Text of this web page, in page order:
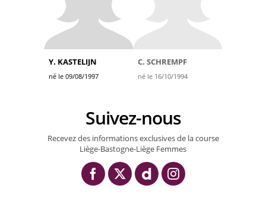
Y. KASTELIJN
né le 09/08/1997
C. SCHREMPF
né le 16/10/1994
Suivez-nous
Recevez des informations exclusives de la course
Liège-Bastogne-Liège Femmes